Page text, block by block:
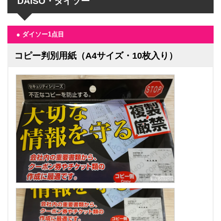
● ダイソー1点目
コピー判別用紙（A4サイズ・10枚入り）